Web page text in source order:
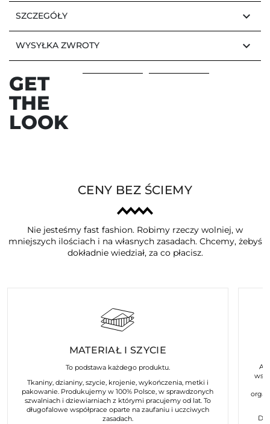
SZCZEGÓŁY keyboard_arrow_down
WYSYŁKA ZWROTY keyboard_arrow_down
GET
THE
LOOK
CENY BEZ ŚCIEMY
Nie jesteśmy fast fashion. Robimy rzeczy wolniej, w
mniejszych ilościach i na własnych zasadach. Chcemy, żebyś
dokładnie wiedział, za co płacisz.
MATERIAŁ I SZYCIE
To podstawa każdego produktu.
Tkaniny, dzianiny, szycie, krojenie, wykończenia, metki i
pakowanie. Produkujemy w 100% Polsce, w sprawdzonych
szwalniach i dziewiarniach z którymi pracujemy od lat. To
długofalowe współprace oparte na zaufaniu i uczciwych
zasadach.